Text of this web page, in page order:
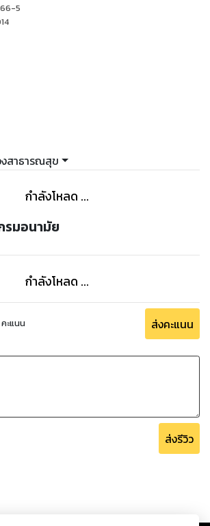
5
สาธารณสุข
กำลังโหลด ...
มอนามัย
กำลังโหลด ...
คะแนน ส่งคะแนน
ส่งรีวิว